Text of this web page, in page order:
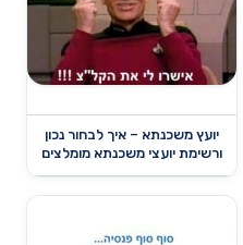
יועץ משכנתא – איך לבחור נכון
ורשימת יועצי משכנתא מומלצים